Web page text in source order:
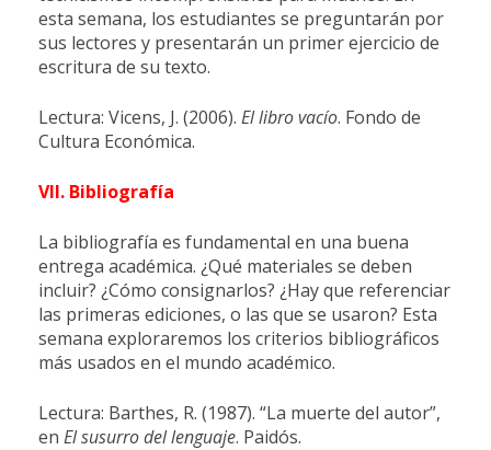
esta semana, los estudiantes se preguntarán por
sus lectores y presentarán un primer ejercicio de
escritura de su texto.
Lectura: Vicens, J. (2006). El libro vacío. Fondo de
Cultura Económica.
VII. Bibliografía
La bibliografía es fundamental en una buena
entrega académica. ¿Qué materiales se deben
incluir? ¿Cómo consignarlos? ¿Hay que referenciar
las primeras ediciones, o las que se usaron? Esta
semana exploraremos los criterios bibliográficos
más usados en el mundo académico.
Lectura: Barthes, R. (1987). “La muerte del autor”,
en El susurro del lenguaje. Paidós.